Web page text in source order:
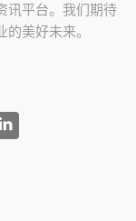
讯平台。我们期待
美好未来。